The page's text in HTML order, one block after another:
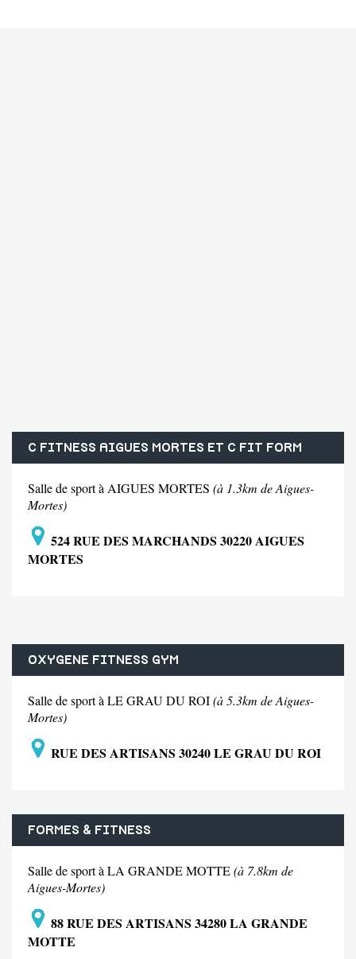
C FITNESS AIGUES MORTES ET C FIT FORM
Salle de sport à AIGUES MORTES (à 1.3km de Aigues-
Mortes)
524 RUE DES MARCHANDS 30220 AIGUES
MORTES
OXYGENE FITNESS GYM
Salle de sport à LE GRAU DU ROI(à 5.3km de Aigues-
Mortes)
RUE DES ARTISANS 30240 LE GRAU DU ROI
FORMES & FITNESS
Salle de sport à LA GRANDE MOTTE(à 7.8km de
Aigues-Mortes)
88 RUE DES ARTISANS 34280 LA GRANDE
MOTTE